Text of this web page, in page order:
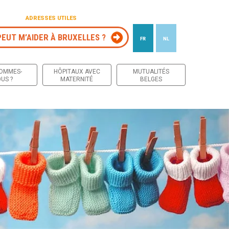
ADRESSES UTILES
M’AIDER À BRUXELLES ? FR NL
?
HÔPITAUX AVEC
MATERNITÉ
MUTUALITÉS
BELGES